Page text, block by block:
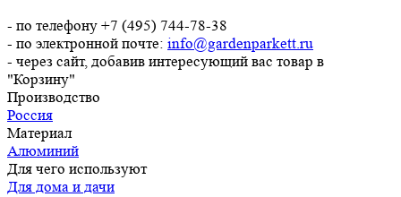
- по телефону +7 (495) 744-78-38
- по электронной почте: info@gardenparkett.ru
- через сайт, добавив интересующий вас товар в
"Корзину"
Производство
Россия
Материал
Алюминий
Для чего используют
Для дома и дачи